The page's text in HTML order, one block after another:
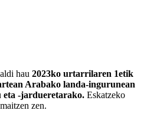
hau 2023ko urtarrilaren 1etik
Arabako landa-ingurunean
-jardueretarako. Eskatzeko
zen.